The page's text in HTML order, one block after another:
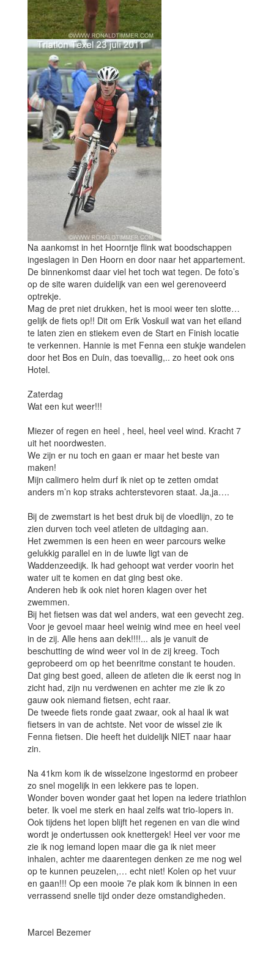
Na aankomst in het Hoorntje flink wat boodschappen
ingeslagen in Den Hoorn en door naar het appartement.
De binnenkomst daar viel het toch wat tegen. De foto’s
op de site waren duidelijk van een wel gerenoveerd
optrekje.
Mag de pret niet drukken, het is mooi weer ten slotte…
gelijk de fiets op!! Dit om Erik Voskuil wat van het eiland
te laten zien en stiekem even de Start en Finish locatie
te verkennen. Hannie is met Fenna een stukje wandelen
door het Bos en Duin, das toevallig,.. zo heet ook ons
Hotel.
Zaterdag
Wat een kut weer!!!
Miezer of regen en heel , heel, heel veel wind. Kracht 7
uit het noordwesten.
We zijn er nu toch en gaan er maar het beste van
maken!
Mijn calimero helm durf ik niet op te zetten omdat
anders m’n kop straks achterstevoren staat. Ja,ja….
Bij de zwemstart is het best druk bij de vloedlijn, zo te
zien durven toch veel atleten de uitdaging aan.
Het zwemmen is een heen en weer parcours welke
gelukkig parallel en in de luwte ligt van de
Waddenzeedijk. Ik had gehoopt wat verder voorin het
water uit te komen en dat ging best oke.
Anderen heb ik ook niet horen klagen over het
zwemmen.
Bij het fietsen was dat wel anders, wat een gevecht zeg.
Voor je gevoel maar heel weinig wind mee en heel veel
in de zij. Alle hens aan dek!!!!... als je vanuit de
beschutting de wind weer vol in de zij kreeg. Toch
geprobeerd om op het beenritme constant te houden.
Dat ging best goed, alleen de atleten die ik eerst nog in
zicht had, zijn nu verdwenen en achter me zie ik zo
gauw ook niemand fietsen, echt raar.
De tweede fiets ronde gaat zwaar, ook al haal ik wat
fietsers in van de achtste. Net voor de wissel zie ik
Fenna fietsen. Die heeft het duidelijk NIET naar haar
zin.
Na 41km kom ik de wisselzone ingestormd en probeer
zo snel mogelijk in een lekkere pas te lopen.
Wonder boven wonder gaat het lopen na iedere triathlon
beter. Ik voel me sterk en haal zelfs wat trio-lopers in.
Ook tijdens het lopen blijft het regenen en van die wind
wordt je ondertussen ook knettergek! Heel ver voor me
zie ik nog iemand lopen maar die ga ik niet meer
inhalen, achter me daarentegen denken ze me nog wel
op te kunnen peuzelen,… echt niet! Kolen op het vuur
en gaan!!! Op een mooie 7e plak kom ik binnen in een
verrassend snelle tijd onder deze omstandigheden.
Marcel Bezemer